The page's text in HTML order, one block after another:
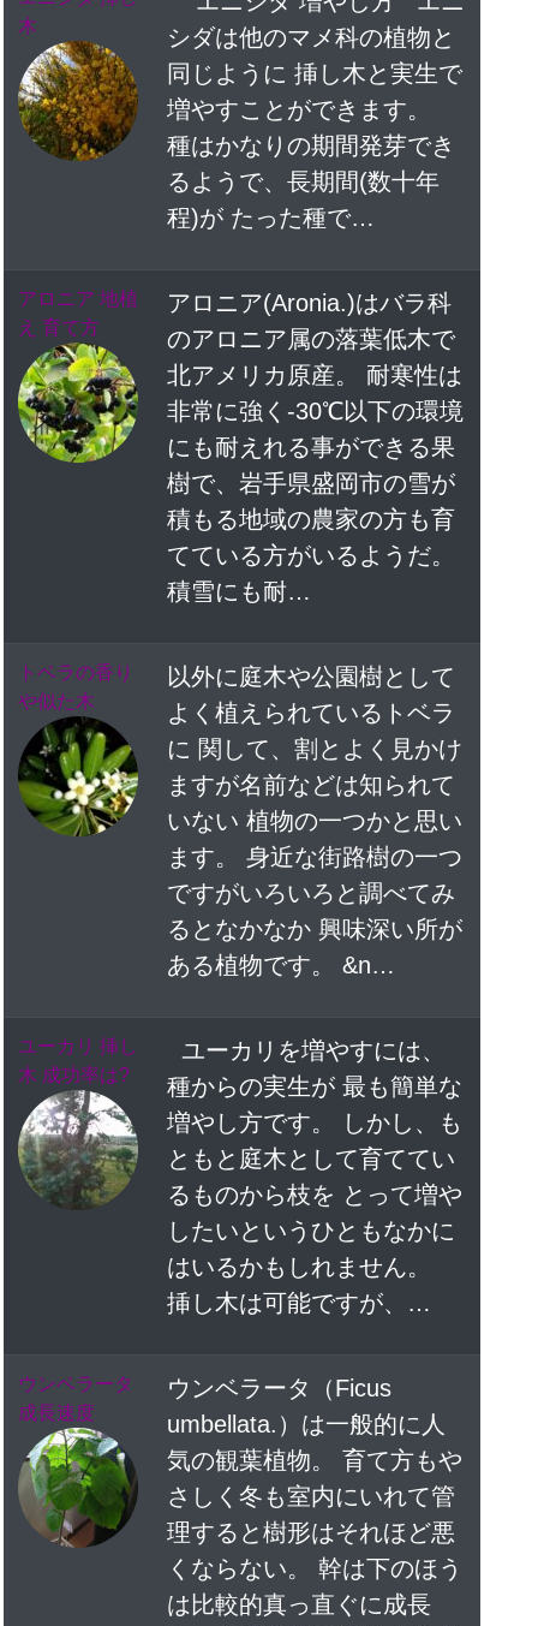
木
シダは他のマメ科の植物と
同じように 挿し木と実生で
増やすことができます。
種はかなりの期間発芽でき
るようで、長期間(数十年
程)が たった種で…
アロニア 地植
え 育て方
アロニア(Aronia.)はバラ科
のアロニア属の落葉低木で
北アメリカ原産。 耐寒性は
非常に強く-30℃以下の環境
にも耐えれる事ができる果
樹で、岩手県盛岡市の雪が
積もる地域の農家の方も育
てている方がいるようだ。
積雪にも耐…
トベラの香り
や似た木
以外に庭木や公園樹として
よく植えられているトベラ
に 関して、割とよく見かけ
ますが名前などは知られて
いない 植物の一つかと思い
ます。 身近な街路樹の一つ
ですがいろいろと調べてみ
るとなかなか 興味深い所が
ある植物です。 &n…
ユーカリ 挿し
木 成功率は?
ユーカリを増やすには、
種からの実生が 最も簡単な
増やし方です。 しかし、も
ともと庭木として育ててい
るものから枝を とって増や
したいというひともなかに
はいるかもしれません。
挿し木は可能ですが、…
ウンベラータ
成長速度
ウンベラータ（Ficus
umbellata.）は一般的に人
気の観葉植物。 育て方もや
さしく冬も室内にいれて管
理すると樹形はそれほど悪
くならない。 幹は下のほう
は比較的真っ直ぐに成長